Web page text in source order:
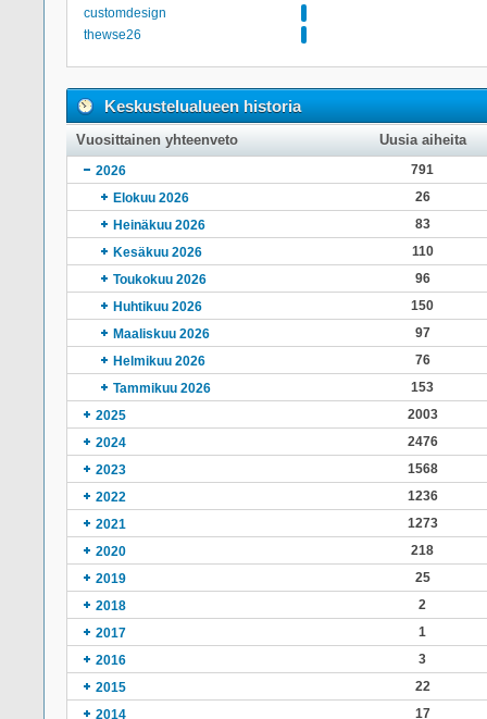
customdesign
thewse26
Keskustelualueen historia
Vuosittainen yhteenveto Uusia aiheita
2026
791
Elokuu 2026
26
Heinäkuu 2026
83
Kesäkuu 2026
110
Toukokuu 2026
96
Huhtikuu 2026
150
Maaliskuu 2026
97
Helmikuu 2026
76
Tammikuu 2026
153
2025
2003
2024
2476
2023
1568
2022
1236
2021
1273
2020
218
2019
25
2018
2
2017
1
2016
3
2015
22
2014
17